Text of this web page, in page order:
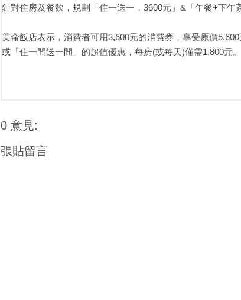
針對住房及餐飲，規劃「住一送一，3600元」&「午餐+下午
美侖飯店表示，消費者可用3,600元的消費券，享受原價
或「住一間送一間」的超值優惠，每房(或每天)僅需1,800元。
0 意見:
張貼留言